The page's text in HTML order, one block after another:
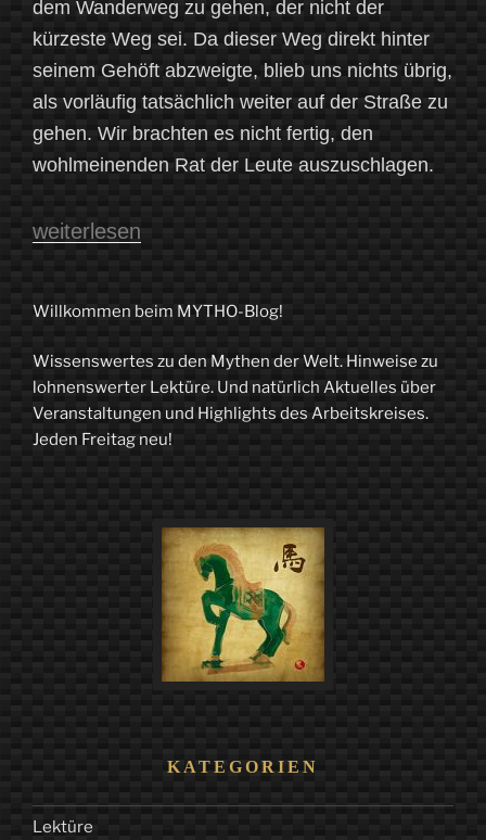
dem Wanderweg zu gehen, der nicht der
kürzeste Weg sei. Da dieser Weg direkt hinter
seinem Gehöft abzweigte, blieb uns nichts übrig,
als vorläufig tatsächlich weiter auf der Straße zu
gehen. Wir brachten es nicht fertig, den
wohlmeinenden Rat der Leute auszuschlagen.
„Zum
der
Eine
Reise
auf
weiterlesen
Willkommen beim MYTHO-Blog!
Wissenswertes zu den Mythen der Welt. Hinweise zu
lohnenswerter Lektüre. Und natürlich Aktuelles über
Veranstaltungen und Highlights des Arbeitskreises.
Jeden Freitag neu!
KATEGORIEN
Lektüre